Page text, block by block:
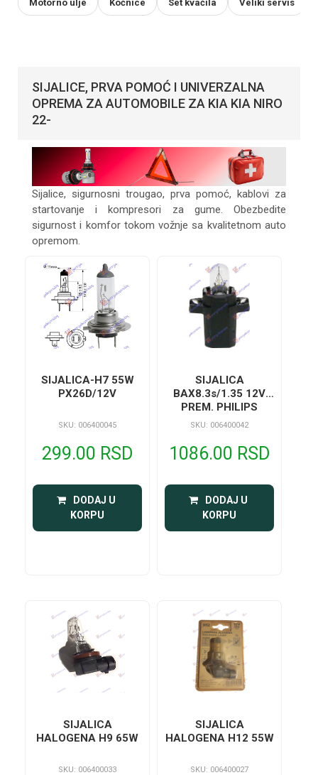
Motorno ulje Kočnice Set kvačila Veliki servis
SIJALICE, PRVA POMOĆ I UNIVERZALNA
OPREMA ZA AUTOMOBILE ZA KIA KIA NIRO
22-
Sijalice, sigurnosni trougao, prva pomoć, kablovi za
startovanje i kompresori za gume. Obezbedite
sigurnost i komfor tokom vožnje sa kvalitetnom auto
opremom.
SIJALICA-H7 55W
PX26D/12V
SKU: 006400045
299.00 RSD
DODAJ U
KORPU
SIJALICA
BAX8.3s/1.35 12V
PREM. PHILIPS
SKU: 006400042
1086.00 RSD
DODAJ U
KORPU
SIJALICA
HALOGENA H9 65W
SKU: 006400033
SIJALICA
HALOGENA H12 55W
SKU: 006400027